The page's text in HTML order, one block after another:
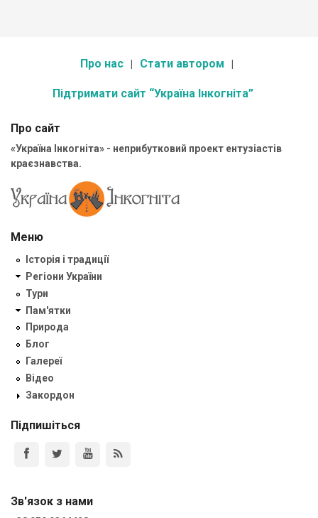
Про нас Стати автором
Підтримати сайт “Україна Інкогніта”
Про сайт
«Україна Інкогніта» - неприбутковий проект ентузіастів
краєзнавства.
Меню
Історія і традиції
Регіони України
Тури
Пам'ятки
Природа
Блог
Галереї
Відео
Закордон
Підпишіться
Зв'язок з нами